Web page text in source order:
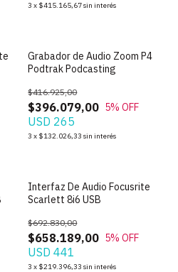
3 x $415.165,67sin interés
Grabador de Audio Zoom P4
Podtrak Podcasting
$396.079,00
$416.925,00
5% OFF
USD 265
3 x $132.026,33 sin interés
Interfaz De Audio Focusrite
Scarlett 8i6 USB
$658.189,00
$692.830,00
5% OFF
USD 441
3 x $219.396,33 sin interés